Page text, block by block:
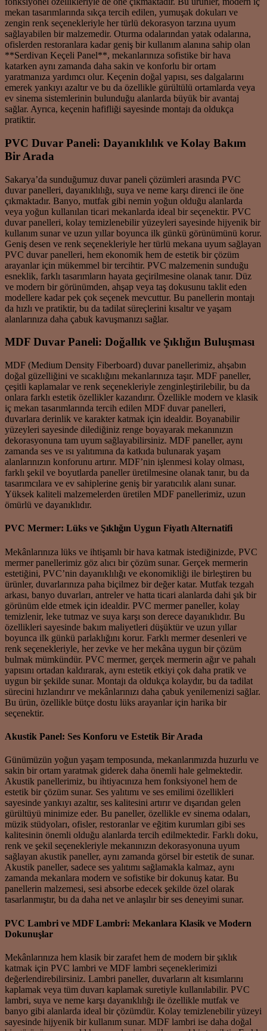
mekan tasarımlarında sıkça tercih edilen, yumuşak dokuları ve
zengin renk seçenekleriyle her türlü dekorasyon tarzına uyum
sağlayabilen bir malzemedir. Oturma odalarından yatak odalarına,
ofislerden restoranlara kadar geniş bir kullanım alanına sahip olan
**Serdivan Keçeli Panel**, mekanlarınıza sofistike bir hava
katarken aynı zamanda daha sakin ve konforlu bir ortam
yaratmanıza yardımcı olur. Keçenin doğal yapısı, ses dalgalarını
emerek yankıyı azaltır ve bu da özellikle gürültülü ortamlarda veya
ev sinema sistemlerinin bulunduğu alanlarda büyük bir avantaj
sağlar. Ayrıca, keçenin hafifliği sayesinde montajı da oldukça
pratiktir.
PVC Duvar Paneli: Dayanıklılık ve Kolay Bakım
Bir Arada
Sakarya’da sunduğumuz duvar paneli çözümleri arasında PVC
duvar panelleri, dayanıklılığı, suya ve neme karşı direnci ile öne
çıkmaktadır. Banyo, mutfak gibi nemin yoğun olduğu alanlarda
veya yoğun kullanılan ticari mekanlarda ideal bir seçenektir. PVC
duvar panelleri, kolay temizlenebilir yüzeyleri sayesinde hijyenik bir
kullanım sunar ve uzun yıllar boyunca ilk günkü görünümünü korur.
Geniş desen ve renk seçenekleriyle her türlü mekana uyum sağlayan
PVC duvar panelleri, hem ekonomik hem de estetik bir çözüm
arayanlar için mükemmel bir tercihtir. PVC malzemenin sunduğu
esneklik, farklı tasarımların hayata geçirilmesine olanak tanır. Düz
ve modern bir görünümden, ahşap veya taş dokusunu taklit eden
modellere kadar pek çok seçenek mevcuttur. Bu panellerin montajı
da hızlı ve pratiktir, bu da tadilat süreçlerini kısaltır ve yaşam
alanlarınıza daha çabuk kavuşmanızı sağlar.
MDF Duvar Paneli: Doğallık ve Şıklığın Buluşması
MDF (Medium Density Fiberboard) duvar panellerimiz, ahşabın
doğal güzelliğini ve sıcaklığını mekanlarınıza taşır. MDF paneller,
çeşitli kaplamalar ve renk seçenekleriyle zenginleştirilebilir, bu da
onlara farklı estetik özellikler kazandırır. Özellikle modern ve klasik
iç mekan tasarımlarında tercih edilen MDF duvar panelleri,
duvarlara derinlik ve karakter katmak için idealdir. Boyanabilir
yüzeyleri sayesinde dilediğiniz renge boyayarak mekanınızın
dekorasyonuna tam uyum sağlayabilirsiniz. MDF paneller, aynı
zamanda ses ve ısı yalıtımına da katkıda bulunarak yaşam
alanlarınızın konforunu artırır. MDF’nin işlenmesi kolay olması,
farklı şekil ve boyutlarda paneller üretilmesine olanak tanır, bu da
tasarımcılara ve ev sahiplerine geniş bir yaratıcılık alanı sunar.
Yüksek kaliteli malzemelerden üretilen MDF panellerimiz, uzun
ömürlü ve dayanıklıdır.
PVC Mermer: Lüks ve Şıklığın Uygun Fiyatlı Alternatifi
Mekânlarınıza lüks ve ihtişamlı bir hava katmak istediğinizde, PVC
mermer panellerimiz göz alıcı bir çözüm sunar. Gerçek mermerin
estetiğini, PVC’nin dayanıklılığı ve ekonomikliği ile birleştiren bu
ürünler, duvarlarınıza paha biçilmez bir değer katar. Mutfak tezgah
arkası, banyo duvarları, antreler ve hatta ticari alanlarda dahi şık bir
görünüm elde etmek için idealdir. PVC mermer paneller, kolay
temizlenir, leke tutmaz ve suya karşı son derece dayanıklıdır. Bu
özellikleri sayesinde bakım maliyetleri düşüktür ve uzun yıllar
boyunca ilk günkü parlaklığını korur. Farklı mermer desenleri ve
renk seçenekleriyle, her zevke ve her mekâna uygun bir çözüm
bulmak mümkündür. PVC mermer, gerçek mermerin ağır ve pahalı
yapısını ortadan kaldırarak, aynı estetik etkiyi çok daha pratik ve
uygun bir şekilde sunar. Montajı da oldukça kolaydır, bu da tadilat
sürecini hızlandırır ve mekânlarınızı daha çabuk yenilemenizi sağlar.
Bu ürün, özellikle bütçe dostu lüks arayanlar için harika bir
seçenektir.
Akustik Panel: Ses Konforu ve Estetik Bir Arada
Günümüzün yoğun yaşam temposunda, mekanlarımızda huzurlu ve
sakin bir ortam yaratmak giderek daha önemli hale gelmektedir.
Akustik panellerimiz, bu ihtiyacınıza hem fonksiyonel hem de
estetik bir çözüm sunar. Ses yalıtımı ve ses emilimi özellikleri
sayesinde yankıyı azaltır, ses kalitesini artırır ve dışarıdan gelen
gürültüyü minimize eder. Bu paneller, özellikle ev sinema odaları,
müzik stüdyoları, ofisler, restoranlar ve eğitim kurumları gibi ses
kalitesinin önemli olduğu alanlarda tercih edilmektedir. Farklı doku,
renk ve şekil seçenekleriyle mekanınızın dekorasyonuna uyum
sağlayan akustik paneller, aynı zamanda görsel bir estetik de sunar.
Akustik paneller, sadece ses yalıtımı sağlamakla kalmaz, aynı
zamanda mekanlara modern ve sofistike bir dokunuş katar. Bu
panellerin malzemesi, sesi absorbe edecek şekilde özel olarak
tasarlanmıştır, bu da daha net ve anlaşılır bir ses deneyimi sunar.
PVC Lambri ve MDF Lambri: Mekanlara Klasik ve Modern
Dokunuşlar
Mekânlarınıza hem klasik bir zarafet hem de modern bir şıklık
katmak için PVC lambri ve MDF lambri seçeneklerimizi
değerlendirebilirsiniz. Lambri paneller, duvarların alt kısımlarını
kaplamak veya tüm duvarı kaplamak suretiyle kullanılabilir. PVC
lambri, suya ve neme karşı dayanıklılığı ile özellikle mutfak ve
banyo gibi alanlarda ideal bir çözümdür. Kolay temizlenebilir yüzeyi
sayesinde hijyenik bir kullanım sunar. MDF lambri ise daha doğal